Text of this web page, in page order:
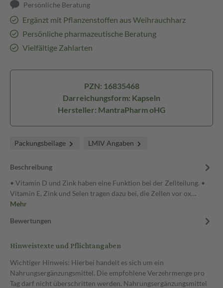
Persönliche Beratung
Ergänzt mit Pflanzenstoffen aus Weihrauchharz
Persönliche pharmazeutische Beratung
Vielfältige Zahlarten
PZN: 16835468
Darreichungsform: Kapseln
Hersteller: MantraPharm oHG
Packungsbeilage LMIV Angaben
Beschreibung
• Vitamin D und Zink haben eine Funktion bei der Zellteilung. •
Vitamin E, Zink und Selen tragen dazu bei, die Zellen vor ox…
Mehr
Bewertungen
Hinweistexte und Pflichtangaben
Wichtiger Hinweis: Hierbei handelt es sich um ein
Nahrungsergänzungsmittel. Die empfohlene Verzehrmenge pro
Tag darf nicht überschritten werden. Nahrungsergänzungsmittel